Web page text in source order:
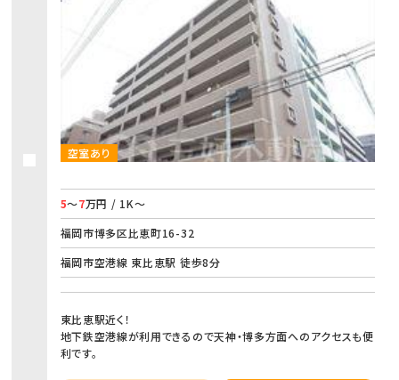
空室あり
5～7万円 / 1K～
福岡市博多区比恵町16-32
福岡市空港線 東比恵駅 徒歩8分
東比恵駅近く！
地下鉄空港線が利用できるので天神・博多方面へのアクセスも便
利です。